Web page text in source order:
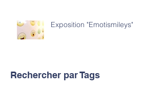
Exposition "Emotismileys"
Rechercher par Tags